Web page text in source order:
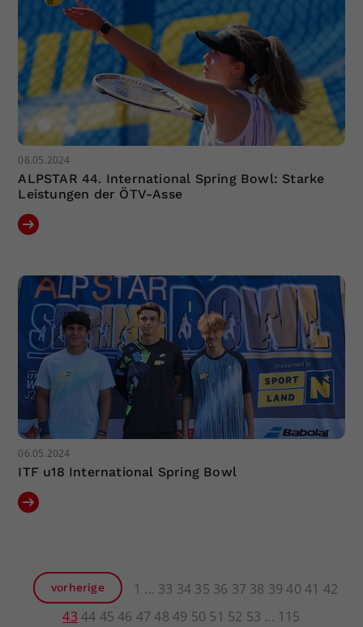
08.05.2024
ALPSTAR 44. International Spring Bowl: Starke
Leistungen der ÖTV-Asse
06.05.2024
ITF u18 International Spring Bowl
vorherige 1 33 34 35 36 37 38 39 40 41 42
43 44 45 46 47 48 49 50 51 52 53 115